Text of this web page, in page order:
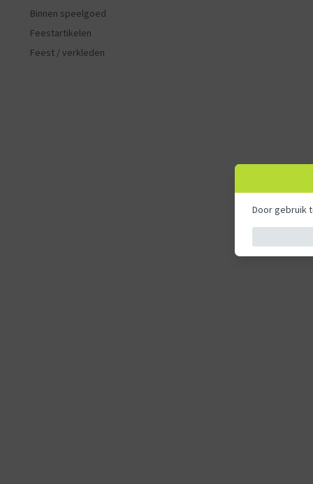
Binnen speelgoed
Feestartikelen
Feest / verkleden
Door gebruik